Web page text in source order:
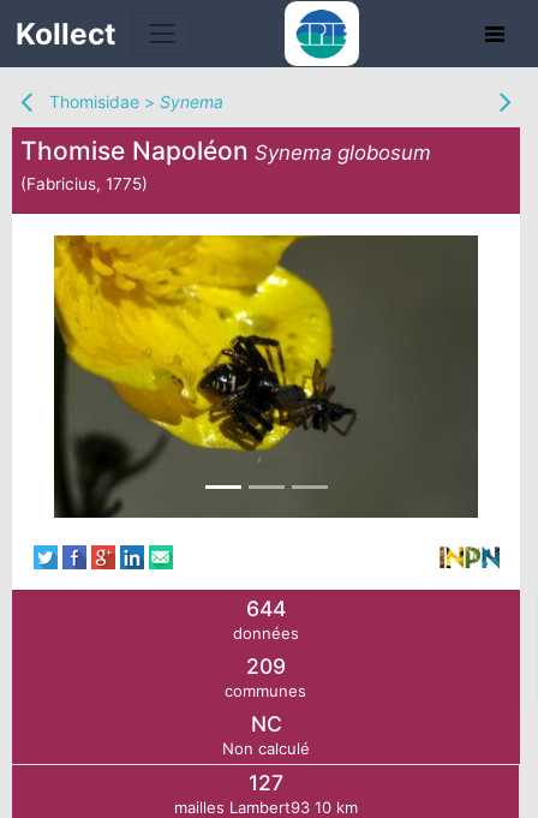
Kollect
Thomisidae > Synema
Thomise Napoléon Synema globosum
(Fabricius, 1775)
644
données
209
communes
NC
Non calculé
127
mailles Lambert93 10 km